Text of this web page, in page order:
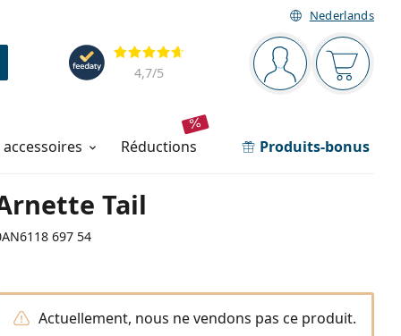
Nederlands
Barre de navigation
Vous êtesVotre
Évaluation
4,7/5
réductions Produits-bonus
Tail
697 54
Actuellement, nous ne vendons pas ce produit.